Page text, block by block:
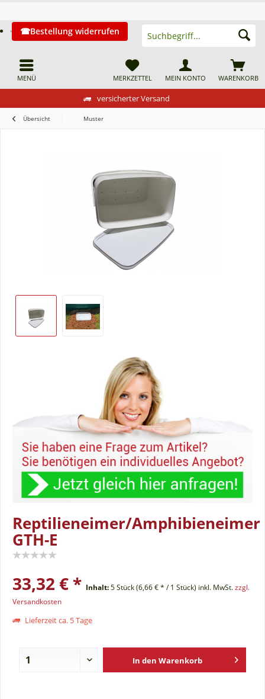
versicherter Versand
MENÜ
Bestellung widerrufen
WARENKORB
MERKZETTEL MEIN KONTO
Übersicht Muster
Reptilieneimer/Amphibieneimer
GTH-E
33,32 € * Inhalt:5 Stück (6,66 € * / 1 Stück) inkl. MwSt.zzgl.
Versandkosten
Lieferzeit ca. 5 Tage
In den Warenkorb